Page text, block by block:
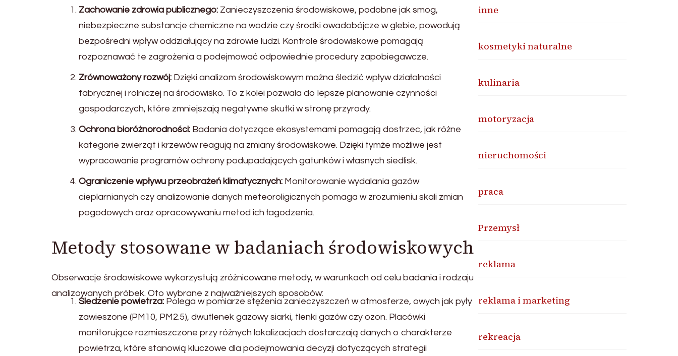
Zachowanie zdrowia publicznego: Zanieczyszczenia środowiskowe, podobne jak smog,
niebezpieczne substancje chemiczne na wodzie czy środki owadobójcze w glebie, powodują
bezpośredni wpływ oddziałujący na zdrowie ludzi. Kontrole środowiskowe pomagają
rozpoznawać te zagrożenia a podejmować odpowiednie procedury zapobiegawcze.
Zrównoważony rozwój: Dzięki analizom środowiskowym można śledzić wpływ działalności
fabrycznej i rolniczej na środowisko. To z kolei pozwala do lepsze planowanie czynności
gospodarczych, które zmniejszają negatywne skutki w stronę przyrody.
Ochrona bioróżnorodności: Badania dotyczące ekosystemami pomagają dostrzec, jak różne
kategorie zwierząt i krzewów reagują na zmiany środowiskowe. Dzięki tymże możliwe jest
wypracowanie programów ochrony podupadających gatunków i własnych siedlisk.
Ograniczenie wpływu przeobrażeń klimatycznych: Monitorowanie wydalania gazów
cieplarnianych czy analizowanie danych meteoroligicznych pomaga w zrozumieniu skali zmian
pogodowych oraz opracowywaniu metod ich łagodzenia.
Metody stosowane w badaniach środowiskowych
Obserwacje środowiskowe wykorzystują zróżnicowane metody, w warunkach od celu badania i rodzaju
analizowanych próbek. Oto wybrane z najważniejszych sposobów:
Śledzenie powietrza: Polega w pomiarze stężenia zanieczyszczeń w atmosferze, owych jak pyły
zawieszone (PM10, PM2.5), dwutlenek gazowy siarki, tlenki gazów czy ozon. Placówki
monitorujące rozmieszczone przy różnych lokalizacjach dostarczają danych o charakterze
powietrza, które stanowią kluczowe dla podejmowania decyzji dotyczących strategii
inne
kosmetyki naturalne
kulinaria
motoryzacja
nieruchomości
praca
Przemysł
reklama
reklama i marketing
rekreacja